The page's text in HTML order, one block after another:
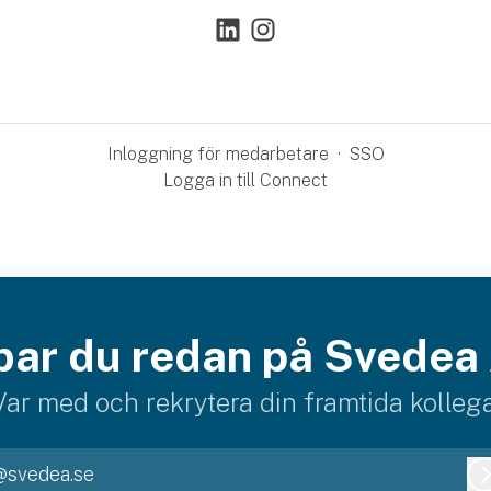
Inloggning för medarbetare · SSO
Logga in till Connect
du redan på Svedea
med och rekrytera din framtida